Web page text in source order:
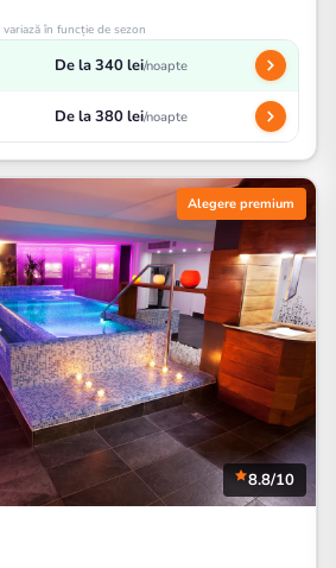
în funcție de sezon
De la 340 lei/noapte
De la 380 lei/noapte
Alegere premium
8.8/10